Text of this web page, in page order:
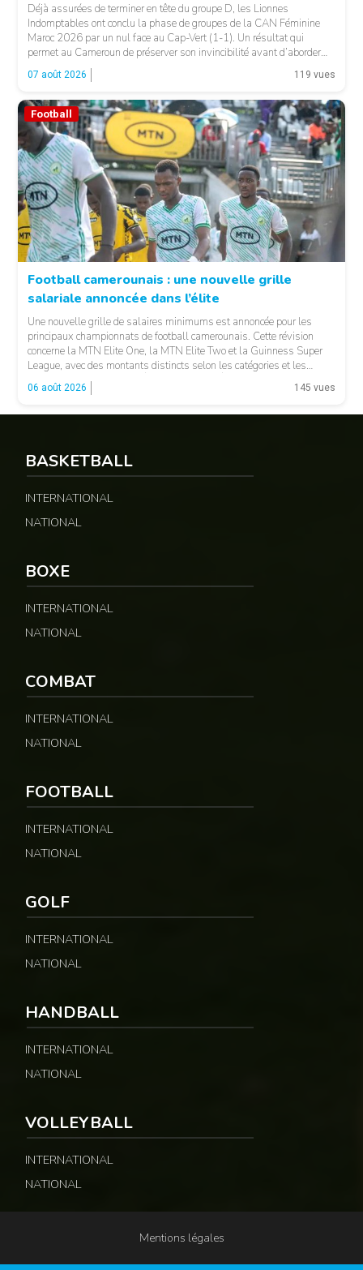
Déjà assurées de terminer en tête du groupe D, les Lionnes
Indomptables ont conclu la phase de groupes de la CAN Féminine
Maroc 2026 par un nul face au Cap-Vert (1-1). Un résultat qui
permet au Cameroun de préserver son invincibilité avant d’aborder
les choses sérieuses. Les Camerounaises ont rapidement pris le
contrôle des opérations […]
07 août 2026 119 vues
Football
Football camerounais : une nouvelle grille
salariale annoncée dans l’élite
Une nouvelle grille de salaires minimums est annoncée pour les
principaux championnats de football camerounais. Cette révision
concerne la MTN Elite One, la MTN Elite Two et la Guinness Super
League, avec des montants distincts selon les catégories et les
fonctions. LA SUITE APRÈS LA PUBLICITÉ Selon les informations
relayées par Allez Les Lions, […]
06 août 2026 145 vues
BASKETBALL
INTERNATIONAL
NATIONAL
BOXE
INTERNATIONAL
NATIONAL
COMBAT
INTERNATIONAL
NATIONAL
FOOTBALL
INTERNATIONAL
NATIONAL
GOLF
INTERNATIONAL
NATIONAL
HANDBALL
INTERNATIONAL
NATIONAL
VOLLEYBALL
INTERNATIONAL
NATIONAL
Mentions légales